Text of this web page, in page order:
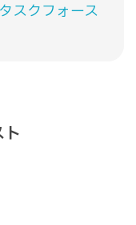
スクフォース